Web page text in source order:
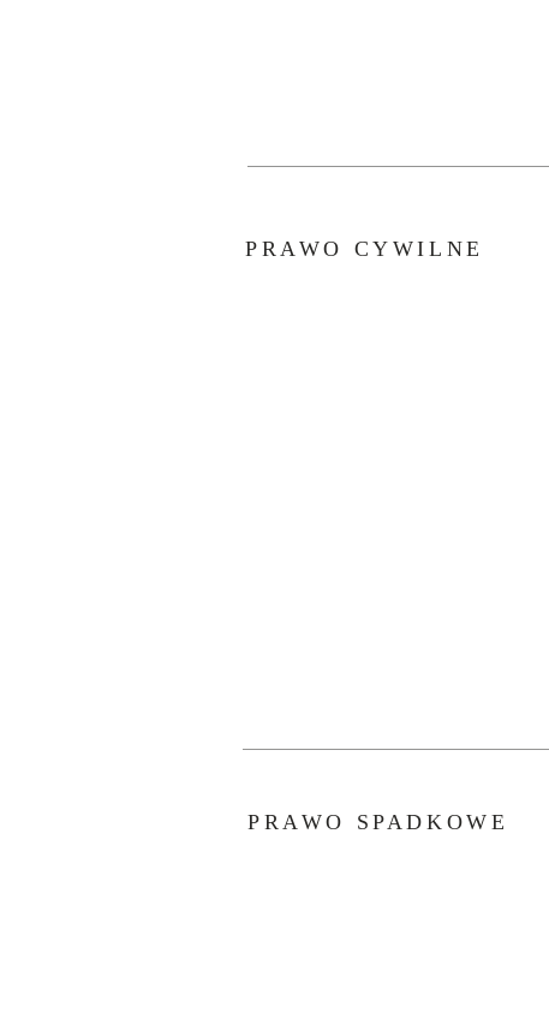
PRAWO CYWILNE
PRAWO SPADKOWE